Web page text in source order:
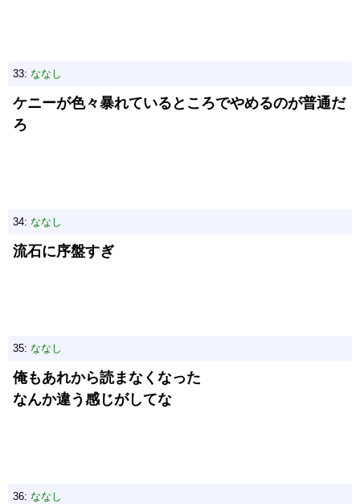
33: ななし
ケニーが色々暴れているところでやめるのが普通だ
ろ
34: ななし
流石に序盤すぎ
35: ななし
俺もあれから読まなくなった
なんか違う感じがしてな
36: ななし